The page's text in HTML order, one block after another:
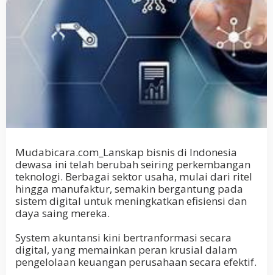
Mudabicara.com_Lanskap bisnis di Indonesia
dewasa ini telah berubah seiring perkembangan
teknologi. Berbagai sektor usaha, mulai dari ritel
hingga manufaktur, semakin bergantung pada
sistem digital untuk meningkatkan efisiensi dan
daya saing mereka.
System akuntansi kini bertranformasi secara
digital, yang memainkan peran krusial dalam
pengelolaan keuangan perusahaan secara efektif.